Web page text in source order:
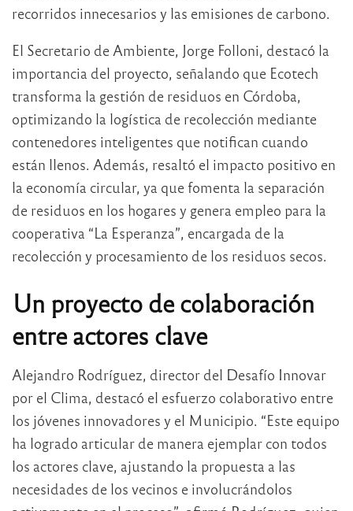
recorridos innecesarios y las emisiones de carbono.
El Secretario de Ambiente, Jorge Folloni, destacó la
importancia del proyecto, señalando que Ecotech
transforma la gestión de residuos en Córdoba,
optimizando la logística de recolección mediante
contenedores inteligentes que notifican cuando
están llenos. Además, resaltó el impacto positivo en
la economía circular, ya que fomenta la separación
de residuos en los hogares y genera empleo para la
cooperativa “La Esperanza”, encargada de la
recolección y procesamiento de los residuos secos.
Un proyecto de colaboración
entre actores clave
Alejandro Rodríguez, director del Desafío Innovar
por el Clima, destacó el esfuerzo colaborativo entre
los jóvenes innovadores y el Municipio. “Este equipo
ha logrado articular de manera ejemplar con todos
los actores clave, ajustando la propuesta a las
necesidades de los vecinos e involucrándolos